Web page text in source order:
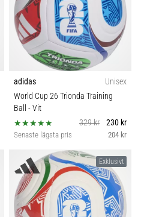
adidas
Unisex
World Cup 26 Trionda Training
Ball - Vit
329 kr
230 kr
Senaste lägsta pris 204 kr
Exklusivt